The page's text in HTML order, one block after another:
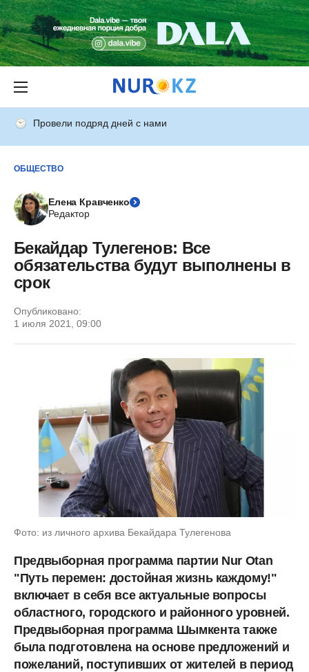
Провели подряд дней с нами
ОБЩЕСТВО
Елена Кравченко
Редактор
Бекайдар Тулегенов: Все
обязательства будут выполнены в
срок
Опубликовано:
1 июля 2021, 09:00
Фото: из личного архива Бекайдара Тулегенова
Предвыборная программа партии Nur Otan
"Путь перемен: достойная жизнь каждому!"
включает в себя все актуальные вопросы
областного, городского и районного уровней.
Предвыборная программа Шымкента также
была подготовлена на основе предложений и
пожеланий, поступивших от жителей в период